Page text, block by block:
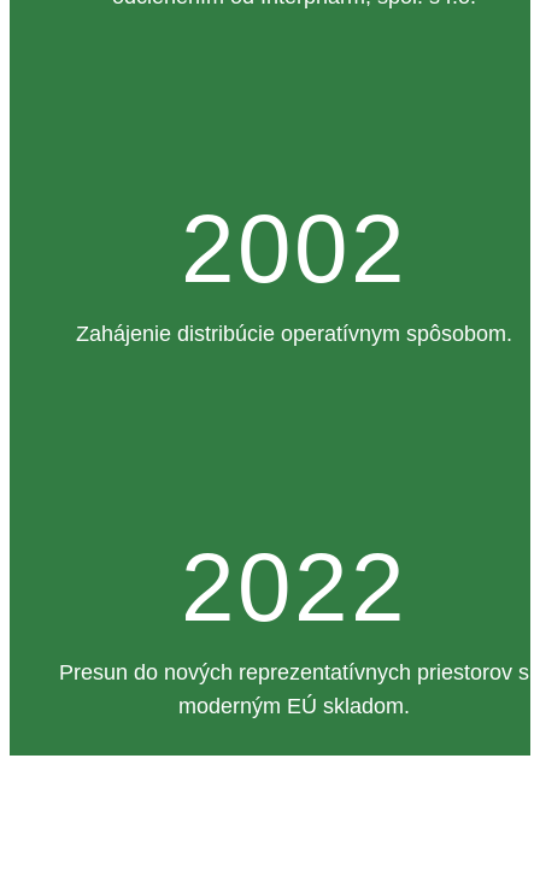
2002
Zahájenie distribúcie operatívnym spôsobom.
2022
Presun do nových reprezentatívnych priestorov s
moderným EÚ skladom.